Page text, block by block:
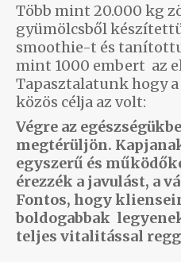
Több mint 20.000 kg
gyümölcsből
smoothie-t és
mint 1000 embert az
Tapasztalatunk hogy
közös célja az volt:
Végre az
megtérüljön.
egyszerű és
érezzék a javulást, a
Fontos, hogy
boldogabbak
teljes vitalitással